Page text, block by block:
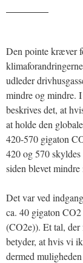
Den pointe kræver
udleder
mindre og mindre.
beskrives det, at
at holde den
420-570 gigaton
420 og 570
siden blevet mindre
Det var ved
ca. 40 gigaton
(CO2e)). Et tal, der
betyder, at hvis vi
dermed